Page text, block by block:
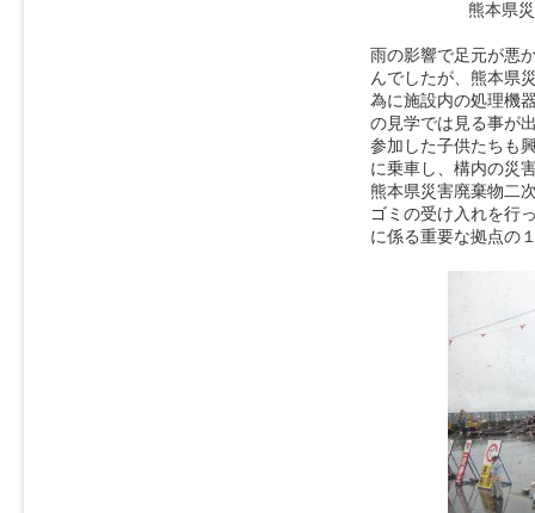
熊本県
雨の影響で足元が悪
んでしたが、熊本県
為に施設内の処理機
の見学では見る事が
参加した子供たちも
に乗車し、構内の災
熊本県災害廃棄物二
ゴミの受け入れを行
に係る重要な拠点の